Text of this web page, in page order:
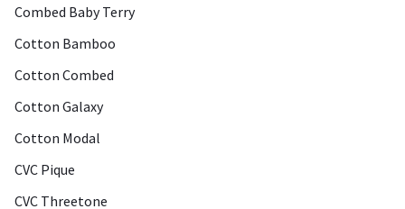
Combed Baby Terry
Cotton Bamboo
Cotton Combed
Cotton Galaxy
Cotton Modal
CVC Pique
CVC Threetone